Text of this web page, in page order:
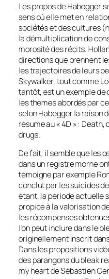
Les propos de Habegger
sens où elle met en
sociétés et des cultures
la démultiplication de
morosité des récits.
directions que prennent
les trajectoires de leurs
Skywalker, tout comme
tantôt, est un exemple de
les thèmes abordés par
selon Habegger la raison
résume au « 4D » : Death,
drugs.
De fait, il semble que les
dans un registre morne
témoigne par exemple
conclut par les suicides
étant, la période actuelle
propice à la valorisation
les récompenses
l’on peut inclure dans le
originellement inscrit
Dans les propositions
des parangons dubleak
my heartde Sébastien